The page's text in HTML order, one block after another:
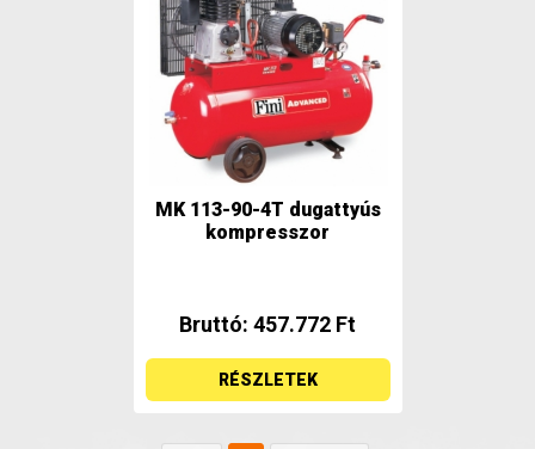
MK 113-90-4T dugattyús
kompresszor
Bruttó: 457.772 Ft
RÉSZLETEK